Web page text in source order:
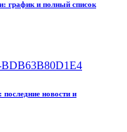
график и полный список
новости и